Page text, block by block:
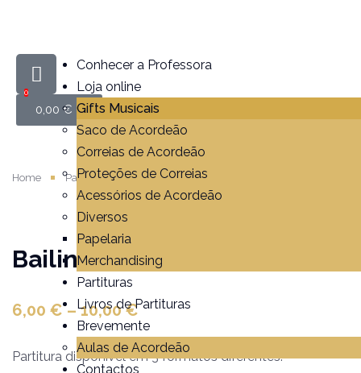
Conhecer a Professora
Loja online
Gifts Musicais
Saco de Acordeão
Correias de Acordeão
Proteções de Correias
Acessórios de Acordeão
Diversos
Papelaria
Merchandising
Partituras
Livros de Partituras
Brevemente
Aulas de Acordeão
Contactos
0,00€
0
Home Partituras Bailinho da Madeira
Bailinho da Madeira
6,00 €–10,00€
Partitura disponível em 3 formatos diferentes.